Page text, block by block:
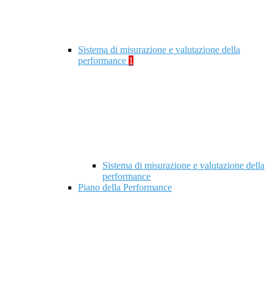
Sistema di misurazione e valutazione della
performance 1
Sistema di misurazione e valutazione della
performance
Piano della Performance